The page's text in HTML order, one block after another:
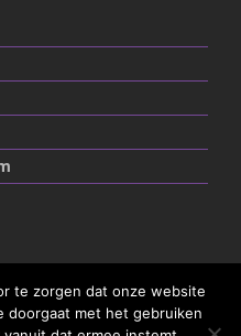
te zorgen dat onze website
doorgaat met het gebruiken